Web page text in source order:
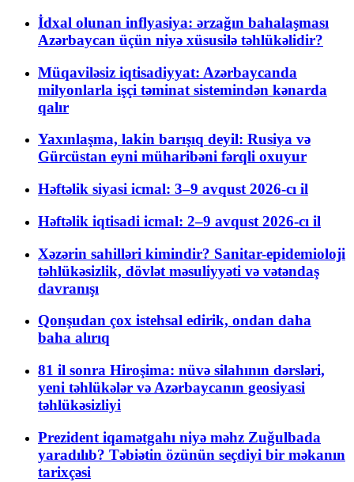
İdxal olunan inflyasiya: ərzağın bahalaşması
Azərbaycan üçün niyə xüsusilə təhlükəlidir?
Müqaviləsiz iqtisadiyyat: Azərbaycanda
milyonlarla işçi təminat sistemindən kənarda
qalır
Yaxınlaşma, lakin barışıq deyil: Rusiya və
Gürcüstan eyni müharibəni fərqli oxuyur
Həftəlik siyasi icmal: 3–9 avqust 2026-cı il
Həftəlik iqtisadi icmal: 2–9 avqust 2026-cı il
Xəzərin sahilləri kimindir? Sanitar-epidemioloji
təhlükəsizlik, dövlət məsuliyyəti və vətəndaş
davranışı
Qonşudan çox istehsal edirik, ondan daha
baha alırıq
81 il sonra Hiroşima: nüvə silahının dərsləri,
yeni təhlükələr və Azərbaycanın geosiyasi
təhlükəsizliyi
Prezident iqamətgahı niyə məhz Zuğulbada
yaradılıb? Təbiətin özünün seçdiyi bir məkanın
tarixçəsi